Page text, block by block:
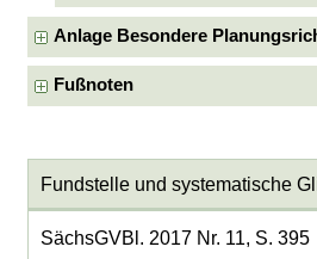
Anlage Besondere
Fußnoten
Fundstelle und systematische
SächsGVBl. 2017 Nr. 11, S. 395